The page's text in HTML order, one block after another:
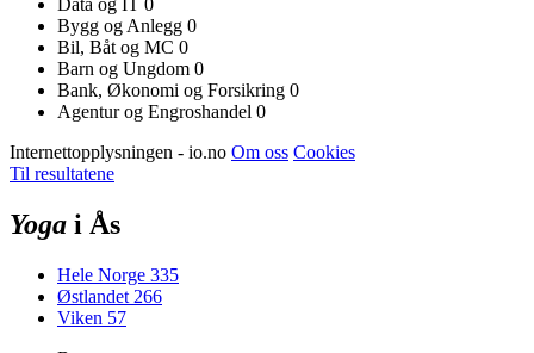
Bygg og Anlegg 0
Bil, Båt og MC 0
Barn og Ungdom 0
Bank, Økonomi og Forsikring 0
Agentur og Engroshandel 0
Internettopplysningen - io.no Om oss Cookies
Til resultatene
Yoga i Ås
Hele Norge 335
Østlandet 266
Viken 57